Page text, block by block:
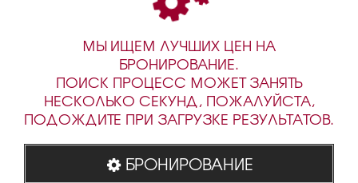
МЫ ИЩЕМ ЛУЧШИХ ЦЕН НА
БРОНИРОВАНИЕ.
ПОИСК ПРОЦЕСС МОЖЕТ ЗАНЯТЬ
НЕСКОЛЬКО СЕКУНД, ПОЖАЛУЙСТА,
ПОДОЖДИТЕ ПРИ ЗАГРУЗКЕ РЕЗУЛЬТАТОВ.
БРОНИРОВАНИЕ